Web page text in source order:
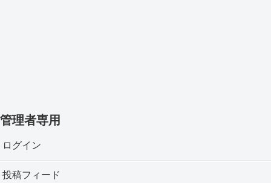
管理者専用
ログイン
投稿フィード